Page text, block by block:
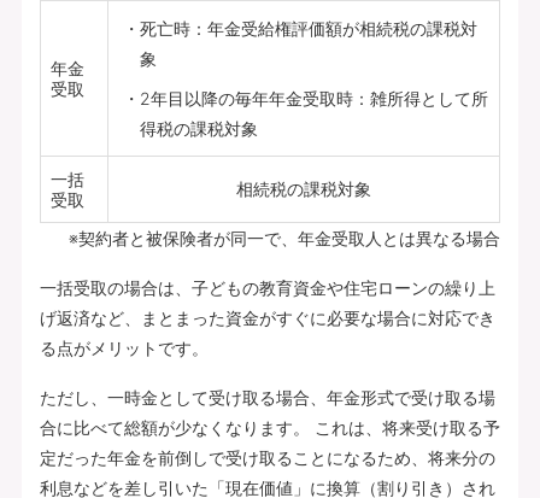
年金
受取
死亡時：年金受給権評価額が相続税の課税対
象
2年目以降の毎年年金受取時：雑所得として所
得税の課税対象
一括
受取
相続税の課税対象
※契約者と被保険者が同一で、年金受取人とは異なる場合
一括受取の場合は、子どもの教育資金や住宅ローンの繰り上
げ返済など、まとまった資金がすぐに必要な場合に対応でき
る点がメリットです。
ただし、一時金として受け取る場合、年金形式で受け取る場
合に比べて総額が少なくなります。 これは、将来受け取る予
定だった年金を前倒しで受け取ることになるため、将来分の
利息などを差し引いた「現在価値」に換算（割り引き）され